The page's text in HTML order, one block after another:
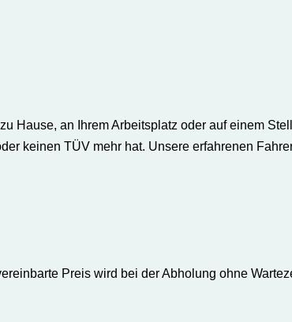
Hause, an Ihrem Arbeitsplatz oder auf einem
keinen TÜV mehr hat. Unsere erfahrenen
Preis wird bei der Abholung ohne